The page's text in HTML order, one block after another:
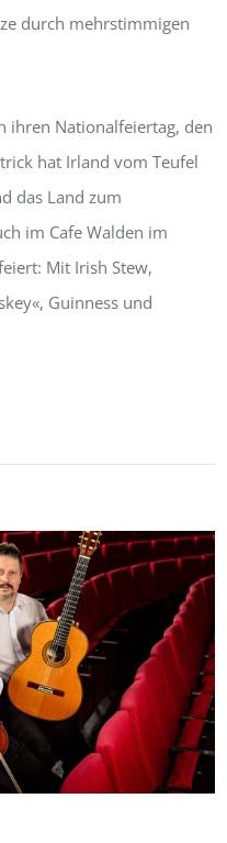
durch mehrstimmigen
ihren Nationalfeiertag, den
hat Irland vom Teufel
das Land zum
im Cafe Walden im
Mit Irish Stew,
Guinness und